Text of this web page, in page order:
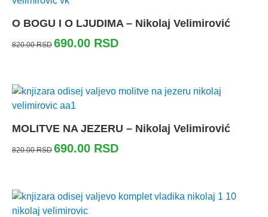
O BOGU I O LJUDIMA – Nikolaj Velimirović
820.00RSD 690.00 RSD
MOLITVE NA JEZERU – Nikolaj Velimirović
820.00RSD 690.00 RSD